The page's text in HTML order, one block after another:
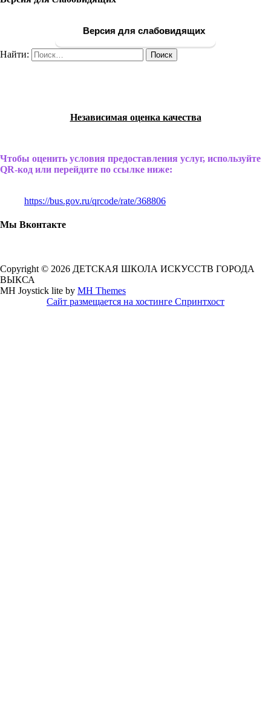
Версия для слабовидящих
Найти:
Независимая оценка качества
Чтобы оценить условия предоставления услуг, используйте
QR-код или перейдите по ссылке ниже:
https://bus.gov.ru/qrcode/rate/368806
Мы Вконтакте
Copyright © 2026 ДЕТСКАЯ ШКОЛА ИСКУССТВ ГОРОДА
ВЫКСА
MH Joystick lite by MH Themes
Сайт размещается на хостинге Спринтхост